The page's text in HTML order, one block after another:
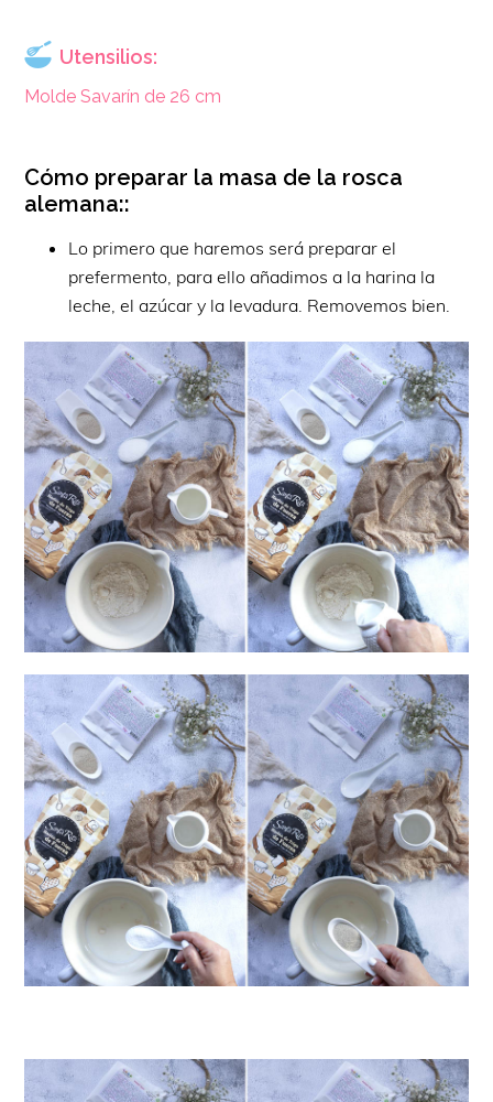
Utensilios:
Molde Savarín de 26 cm
Cómo preparar la masa de la rosca
alemana::
Lo primero que haremos será preparar el
prefermento, para ello añadimos a la harina la
leche, el azúcar y la levadura. Removemos bien.